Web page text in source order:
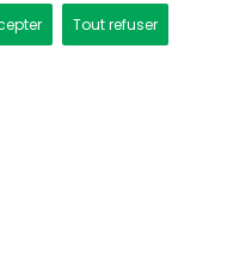
Tout refuser